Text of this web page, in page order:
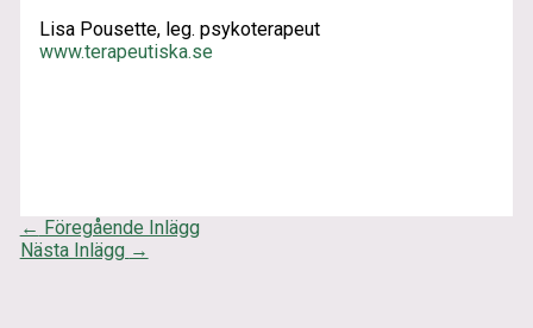
Lisa Pousette, leg. psykoterapeut
www.terapeutiska.se
← Föregående Inlägg
Nästa Inlägg →